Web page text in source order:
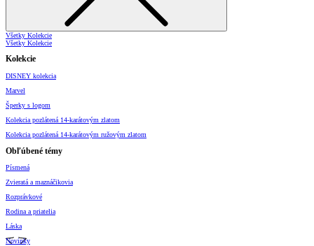
Všetky Kolekcie
Všetky Kolekcie
Kolekcie
DISNEY kolekcia
Marvel
Šperky s logom
Kolekcia pozlátená 14-karátovým zlatom
Kolekcia pozlátená 14-karátovým ružovým zlatom
Obľúbené témy
Písmená
Zvieratá a maznáčikovia
Rozprávkové
Rodina a priatelia
Láska
Novinky